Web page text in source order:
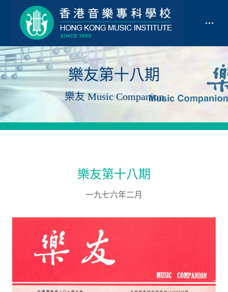
樂友第十八期
樂友 Music Companion
樂友第十八期
一九七六年二月